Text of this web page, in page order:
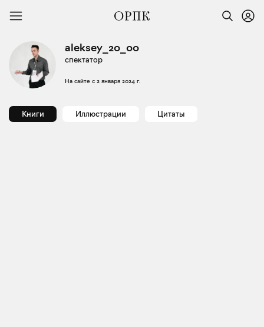
aleksey_20_00
спектатор
На сайте с 2 января 2024 г.
Книги Иллюстрации Цитаты